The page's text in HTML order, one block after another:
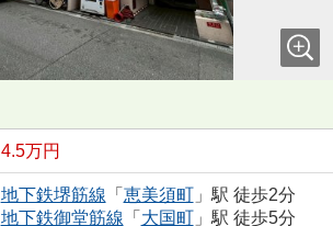
4.5万円
地下鉄堺筋線 「 恵美須町
」駅 徒歩2分
地下鉄御堂筋線 「 大国町
」駅 徒歩5分